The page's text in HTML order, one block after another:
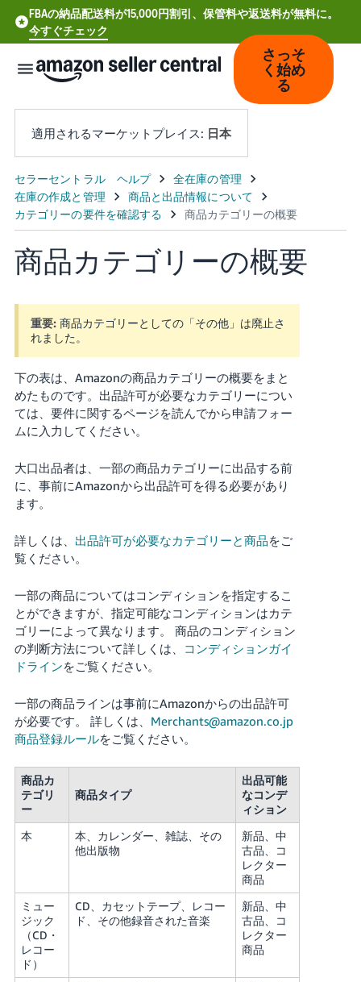
FBAの納品配送料が15,000円割引、保管料や返送料が無料に。
今すぐチェック
語
中
文
-
CN
- DE
Español
- ES
Français
- FR
- IT
한
어
-
日
本
語
JP
English
ロ
グ
イ
ン
さ
っ
そ
く
始
る
さっそ
く始め
る
適用されるマーケットプレイス: 日本
商品カテゴリーの概要
重要: 商品カテゴリーとしての「その他」は廃止さ
れました。
下の表は、Amazonの商品カテゴリーの概要をまと
めたものです。出品許可が必要なカテゴリーについ
ては、要件に関するページを読んでから申請フォー
ムに入力してください。
大口出品者は、一部の商品カテゴリーに出品する前
に、事前にAmazonから出品許可を得る必要があり
ます。
詳しくは、 出品許可が必要なカテゴリーと商品をご
覧ください。
一部の商品についてはコンディションを指定するこ
とができますが、指定可能なコンディションはカテ
ゴリーによって異なります。
商品のコンディション
の判断方法について詳しくは、
コンディションガイ
ドラインをご覧ください。
一部の商品ラインは事前にAmazonからの出品許可
が必要です。
詳しくは、 Merchants@amazon.co.jp
商品登録ルールをご覧ください。
商品カ
テゴリ
ー
商品タイプ
出品可能
なコンデ
ィション
本
本、カレンダー、雑誌、その
他出版物
新品、中
古品、コ
レクター
商品
ミュー
ジック
（CD・
レコー
ド）
CD、カセットテープ、レコー
ド、その他録音された音楽
新品、中
古品、コ
レクター
商品